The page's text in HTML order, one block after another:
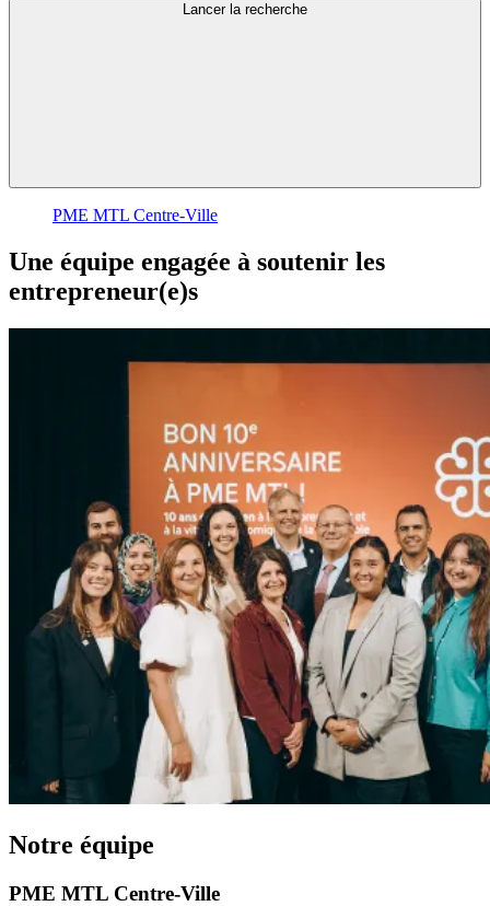
Lancer la recherche
PME MTL Centre-Ville
Une équipe engagée à soutenir les
entrepreneur(e)s
Notre équipe
PME MTL Centre-Ville